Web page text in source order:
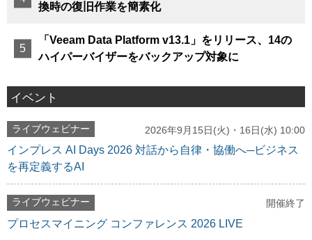
換時の復旧作業を簡素化
「Veeam Data Platform v13.1」をリリース、14の
ハイパーバイザーをバックアップ対象に
イベント
ライブウェビナー 2026年9月15日(火)・16日(水) 10:00
インプレス AI Days 2026 対話から自律・協働へ─ビジネス
を再定義するAI
ライブウェビナー 開催終了
プロセスマイニング コンファレンス 2026 LIVE